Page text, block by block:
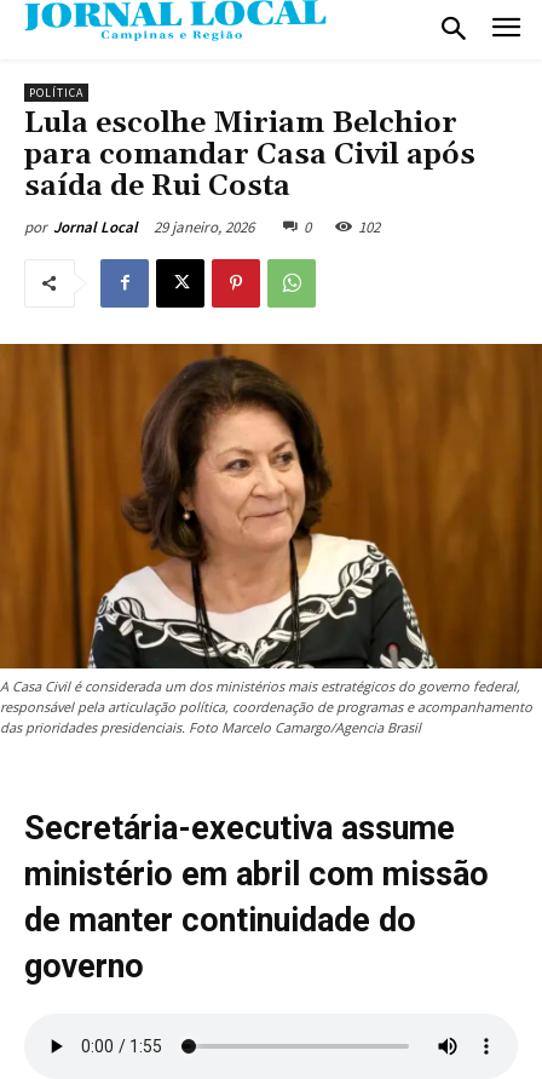
POLÍTICA
Lula escolhe Miriam Belchior
para comandar Casa Civil após
saída de Rui Costa
por Jornal Local 29 janeiro, 2026 0 102
A Casa Civil é considerada um dos ministérios mais estratégicos do governo federal,
responsável pela articulação política, coordenação de programas e acompanhamento
das prioridades presidenciais. Foto Marcelo Camargo/Agencia Brasil
Secretária-executiva assume
ministério em abril com missão
de manter continuidade do
governo